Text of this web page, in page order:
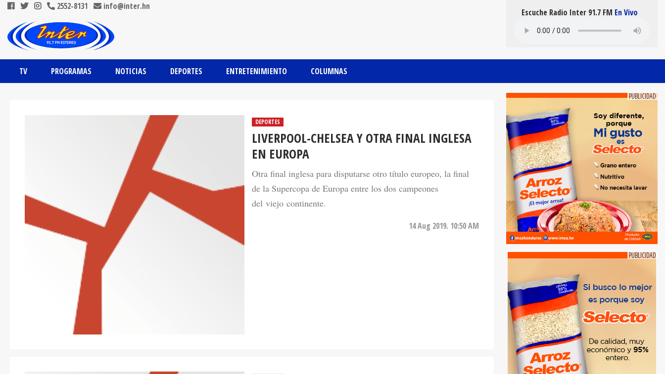
2552-8131 info@inter.hn
TV PROGRAMAS NOTICIAS DEPORTES ENTRETENIMIENTO COLUMNAS
Escuche Radio Inter 91.7 FM En Vivo
DEPORTES
LIVERPOOL-CHELSEA Y OTRA FINAL INGLESA
EN EUROPA
Otra final inglesa para disputarse otro título europeo, la final
de la Supercopa de Europa entre los dos campeones
del viejo continente.
14 Aug 2019. 10:50 AM